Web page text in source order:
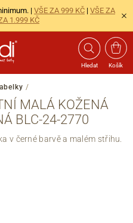
| VŠE ZA 999 KČ | VŠE ZA
1.999 KČ
Hledat Košík
/
MALÁ KOŽENÁ
BLC-24-2770
v černé barvě a malém střihu.